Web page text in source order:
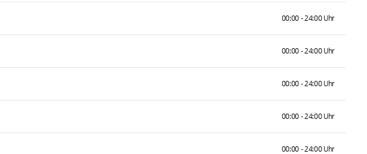
00:00 - 24:00 Uhr
00:00 - 24:00 Uhr
00:00 - 24:00 Uhr
00:00 - 24:00 Uhr
00:00 - 24:00 Uhr